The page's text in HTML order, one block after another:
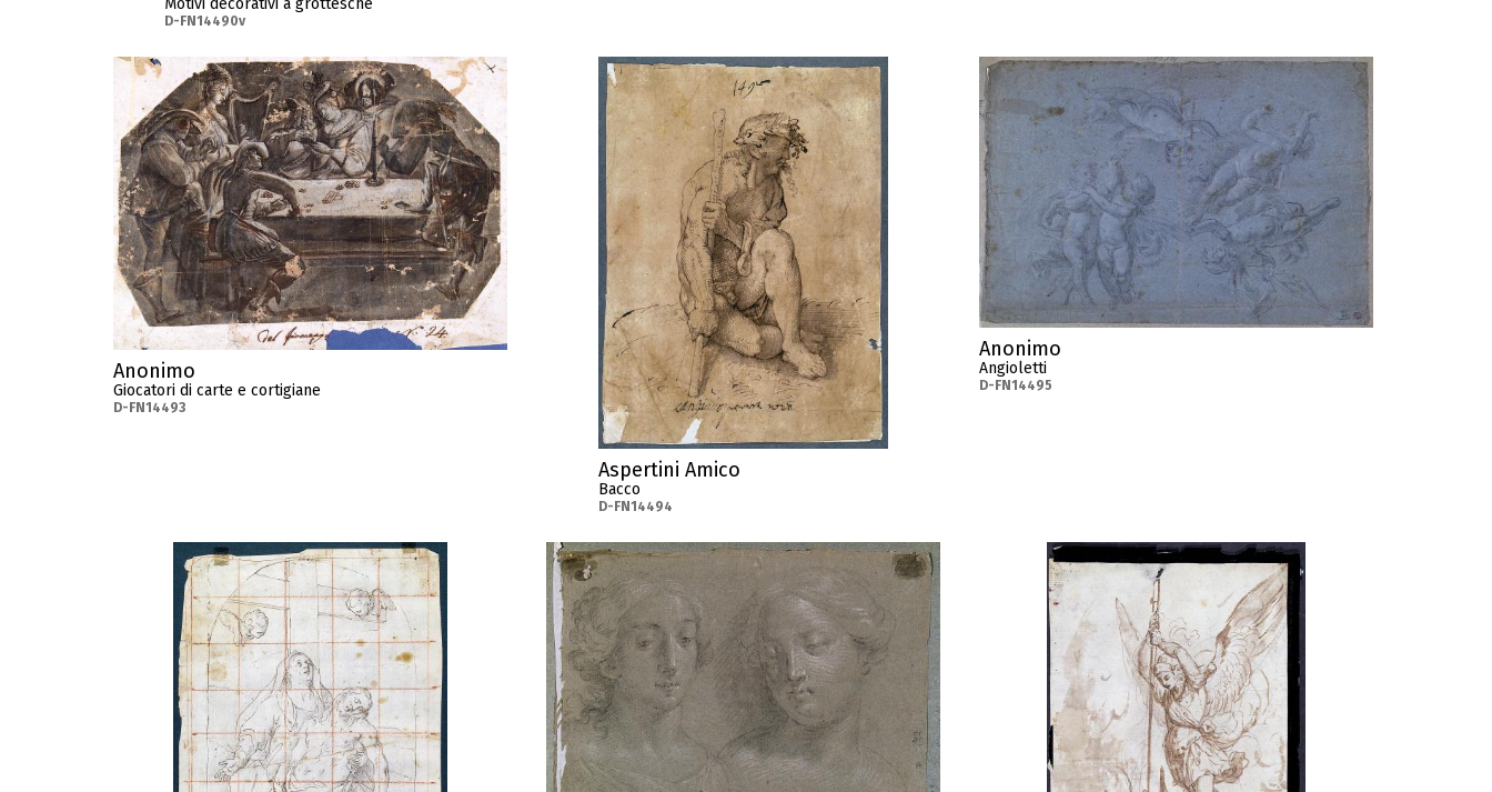
D-FN14490v
Anonimo
Giocatori di carte e cortigiane
D-FN14493
Aspertini Amico
Bacco
D-FN14494
Anonimo
Angioletti
D-FN14495